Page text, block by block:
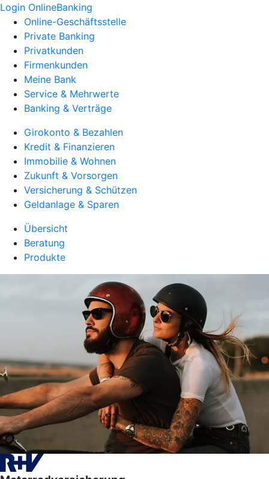
Login OnlineBanking
Online-Geschäftsstelle
Private Banking
Privatkunden
Firmenkunden
Meine Bank
Service & Mehrwerte
Banking & Verträge
Girokonto & Bezahlen
Kredit & Finanzieren
Immobilie & Wohnen
Zukunft & Vorsorgen
Versicherung & Schützen
Geldanlage & Sparen
Übersicht
Beratung
Produkte